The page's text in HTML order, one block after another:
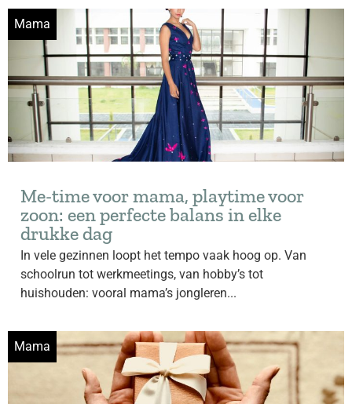
Mama
Me-time voor mama, playtime voor
zoon: een perfecte balans in elke
drukke dag
In vele gezinnen loopt het tempo vaak hoog op. Van
schoolrun tot werkmeetings, van hobby’s tot
huishouden: vooral mama’s jongleren...
Mama